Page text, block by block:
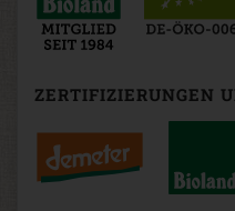
ZERTIFIZIERUNGEN